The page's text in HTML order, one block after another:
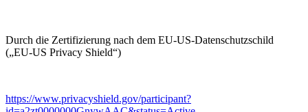
Durch die Zertifizierung nach dem EU-US-Datenschutzschild
(„EU-US Privacy Shield“)
https://www.privacyshield.gov/participant?